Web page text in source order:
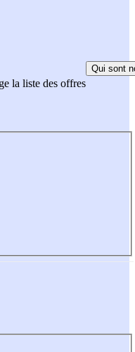
la liste des offres
Qui sont